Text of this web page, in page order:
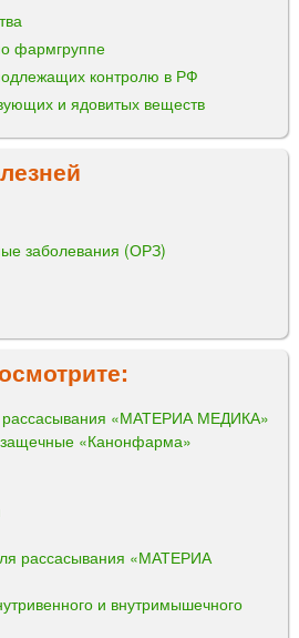
фармгруппе
контролю в РФ
и ядовитых веществ
заболевания (ОРЗ)
«МАТЕРИА МЕДИКА»
защечные «Канонфарма»
рассасывания «МАТЕРИА
и внутримышечного